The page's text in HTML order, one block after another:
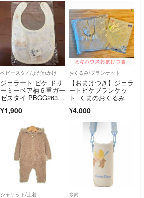
ベビースタイ/よだれかけ
ジェラート ピケ ドリ
ーミーベア柄６重ガー
ゼスタイ PBGG26300
¥1,900
おくるみ/ブランケット
【おまけつき】ジェラ
ートピケブランケッ
ト くまのおくるみ
¥4,000
ジャケット/上着 水筒